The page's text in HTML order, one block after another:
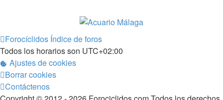
Forocíclidos Índice de foros
Todos los horarios son UTC+02:00
Ajustes de cookies
Borrar cookies
Contáctenos